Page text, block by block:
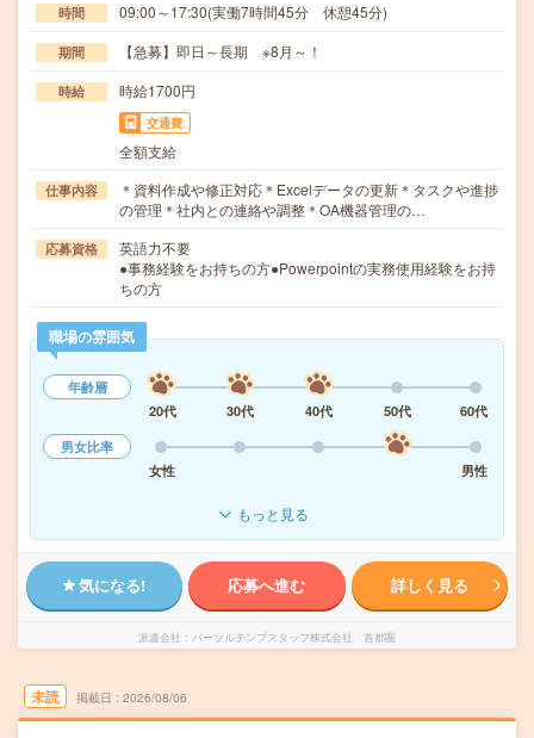
時間 09:00～17:30(実働7時間45分 休憩45分)
期間 【急募】即日～長期 ※8月～！
時給 時給1700円
交通費
全額支給
仕事内容
＊資料作成や修正対応＊Excelデータの更新＊タスクや進捗
の管理＊社内との連絡や調整＊OA機器管理の…
応募資格
英語力不要
●事務経験をお持ちの方●Powerpointの実務使用経験をお持
ちの方
職場の雰囲気
年齢層
20代
30代 40代 50代
60代
男女比率
女性
男性
もっと見る
気になる! 応募へ進む 詳しく見る
派遣会社 パーソルテンプスタッフ株式会社 首都圏
未読 掲載日 2026/08/06